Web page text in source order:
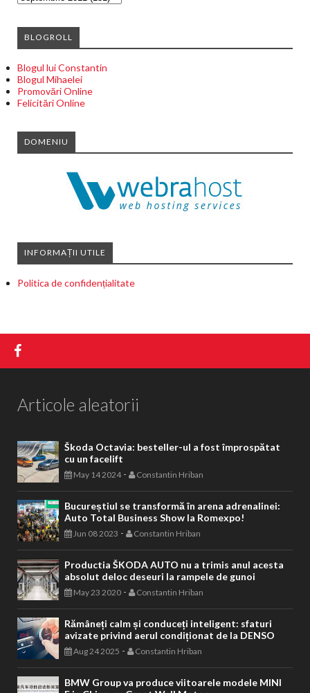
BLOGROLL
Blogul lui Constantin
Blogul Mihaelei
Promovări Online
Felicitări Online
DOMENIU
INFORMAȚII UTILE
Politica de confidențialitate
Articole aleatorii
Škoda Octavia: besteller-ul a fost împrospătat
cu un facelift
May 14 2024- Constantin Hriban
Bucureștiul se transformă în arena adrenalinei:
Auto Total Business Show la Romexpo!
Jun 08 2023 - Constantin Hriban
Productia ŠKODA AUTO nu a trimis anul acesta
absolut deloc deseuri la rampele de gunoi
May 23 2020 - Constantin Hriban
Rămâneți calm și conduceți inteligent: sfaturi
avizate privind aerul condiționat de la DENSO
Aug 24 2025 - Constantin Hriban
BMW Group va produce viitoarele modele MINI